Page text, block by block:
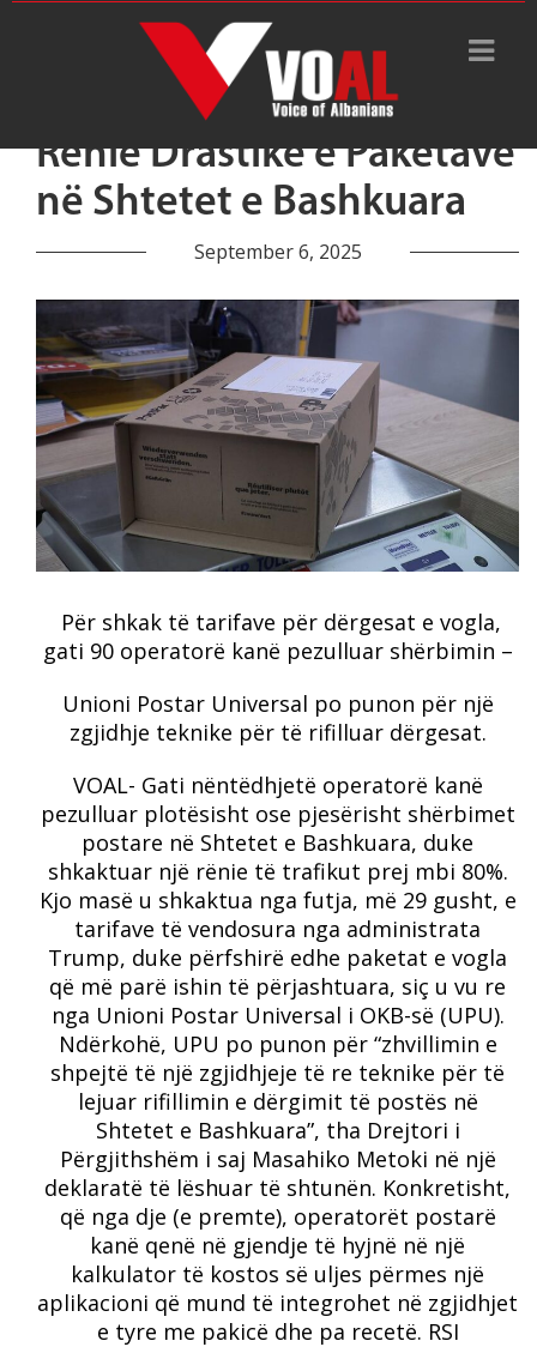
Rënie Drastike e Paketave
në Shtetet e Bashkuara
September 6, 2025
Për shkak të tarifave për dërgesat e vogla,
gati 90 operatorë kanë pezulluar shërbimin –
Unioni Postar Universal po punon për një
zgjidhje teknike për të rifilluar dërgesat.
VOAL- Gati nëntëdhjetë operatorë kanë
pezulluar plotësisht ose pjesërisht shërbimet
postare në Shtetet e Bashkuara, duke
shkaktuar një rënie të trafikut prej mbi 80%.
Kjo masë u shkaktua nga futja, më 29 gusht, e
tarifave të vendosura nga administrata
Trump, duke përfshirë edhe paketat e vogla
që më parë ishin të përjashtuara, siç u vu re
nga Unioni Postar Universal i OKB-së (UPU).
Ndërkohë, UPU po punon për “zhvillimin e
shpejtë të një zgjidhjeje të re teknike për të
lejuar rifillimin e dërgimit të postës në
Shtetet e Bashkuara”, tha Drejtori i
Përgjithshëm i saj Masahiko Metoki në një
deklaratë të lëshuar të shtunën. Konkretisht,
që nga dje (e premte), operatorët postarë
kanë qenë në gjendje të hyjnë në një
kalkulator të kostos së uljes përmes një
aplikacioni që mund të integrohet në zgjidhjet
e tyre me pakicë dhe pa recetë. RSI